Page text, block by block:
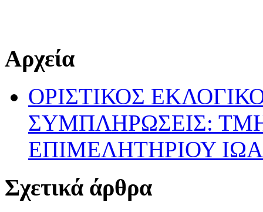
Αρχεία
ΟΡΙΣΤΙΚΟΣ
ΣΥΜΠΛΗΡΩΣΕΙΣ:
ΕΠΙΜΕΛΗΤΗΡΙΟΥ
Σχετικά άρθρα